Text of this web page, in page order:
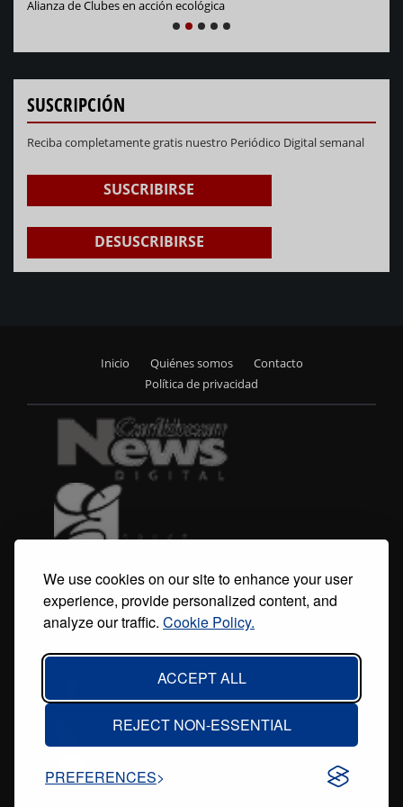
We use cookies on our site to enhance your user
experience, provide personalized content, and
analyze our traffic. Cookie Policy.
ACCEPT ALL
REJECT NON-ESSENTIAL
PREFERENCES
Alianza de Clubes en acción ecológica
PREVIOUS
SUSCRIPCIÓN
Reciba completamente gratis nuestro Periódico Digital semanal
SUSCRIBIRSE
DESUSCRIBIRSE
menu
Inicio Quiénes somos
Contacto
Política de privacidad